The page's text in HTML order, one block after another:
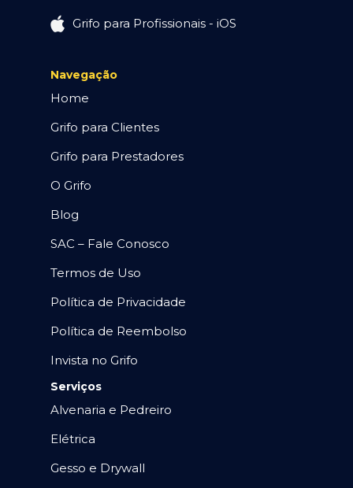
Grifo para Profissionais - iOS
Navegação
Home
Grifo para Clientes
Grifo para Prestadores
O Grifo
Blog
SAC – Fale Conosco
Termos de Uso
Política de Privacidade
Política de Reembolso
Invista no Grifo
Serviços
Alvenaria e Pedreiro
Elétrica
Gesso e Drywall